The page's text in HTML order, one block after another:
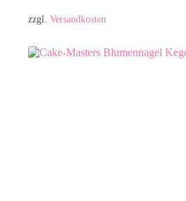
zzgl. Versandkosten